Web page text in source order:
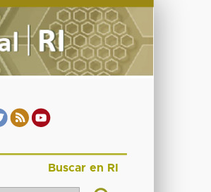
Buscar en RI